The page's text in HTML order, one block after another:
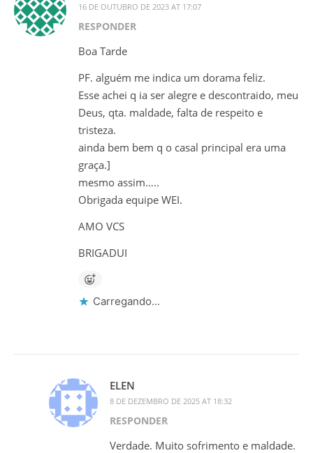
16 DE OUTUBRO DE 2023 AT 17:07
RESPONDER
Boa Tarde
PF. alguém me indica um dorama feliz.
Esse achei q ia ser alegre e descontraido, meu
Deus, qta. maldade, falta de respeito e
tristeza.
ainda bem bem q o casal principal era uma
graça.]
mesmo assim…..
Obrigada equipe WEI.
AMO VCS
BRIGADUI
Carregando...
ELEN
8 DE DEZEMBRO DE 2025 AT 18:32
RESPONDER
Verdade. Muito sofrimento e maldade.